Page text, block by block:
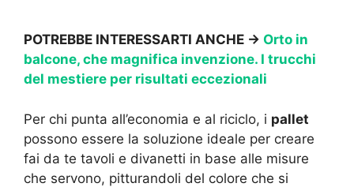
POTREBBE INTERESSARTI ANCHE -> Orto in
balcone, che magnifica invenzione. I trucchi
del mestiere per risultati eccezionali
Per chi punta all’economia e al riciclo, i pallet
possono essere la soluzione ideale per creare
fai da te tavoli e divanetti in base alle misure
che servono, pitturandoli del colore che si